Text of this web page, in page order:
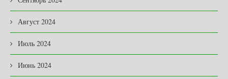
Август 2024
Июль 2024
Июнь 2024